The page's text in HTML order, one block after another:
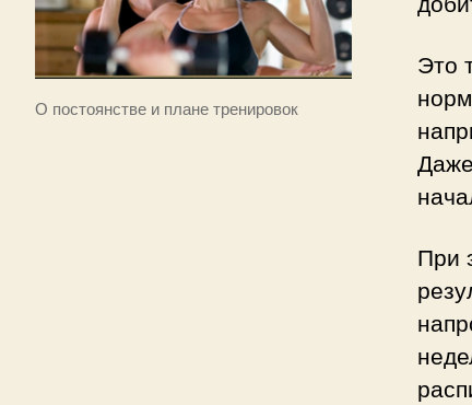
О постоянстве и плане тренировок
Это
При